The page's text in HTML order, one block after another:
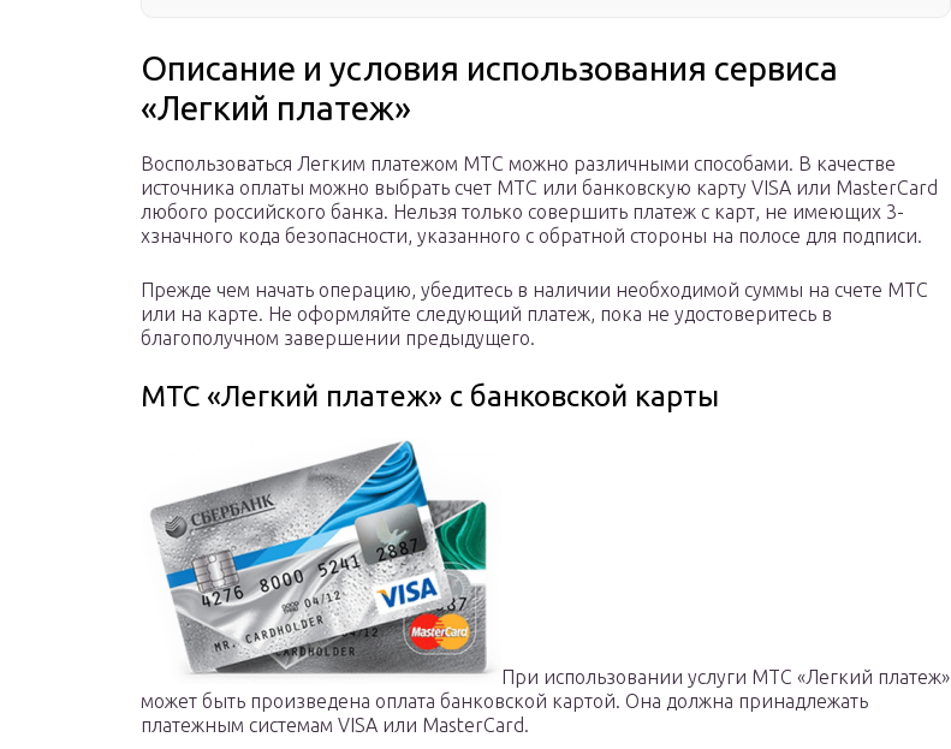
Описание и условия использования сервиса
«Легкий платеж»
Воспользоваться Легким платежом МТС можно различными способами. В качестве
источника оплаты можно выбрать счет МТС или банковскую карту VISA или MasterCard
любого российского банка. Нельзя только совершить платеж с карт, не имеющих 3-
хзначного кода безопасности, указанного с обратной стороны на полосе для подписи.
Прежде чем начать операцию, убедитесь в наличии необходимой суммы на счете МТС
или на карте. Не оформляйте следующий платеж, пока не удостоверитесь в
благополучном завершении предыдущего.
МТС «Легкий платеж» с банковской карты
При использовании услуги МТС «Легкий платеж»
может быть произведена оплата банковской картой. Она должна принадлежать
платежным системам VISA или MasterCard.